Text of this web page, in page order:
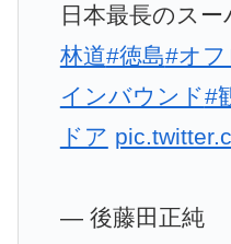
日本最長のスー
林道#徳島#オフ
インバウンド#
ドア
— 後藤田正純